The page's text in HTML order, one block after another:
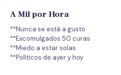
A Mil por Hora
**Nunca se está a gusto
**Excomulgados 50 curas
**Miedo a estar solas